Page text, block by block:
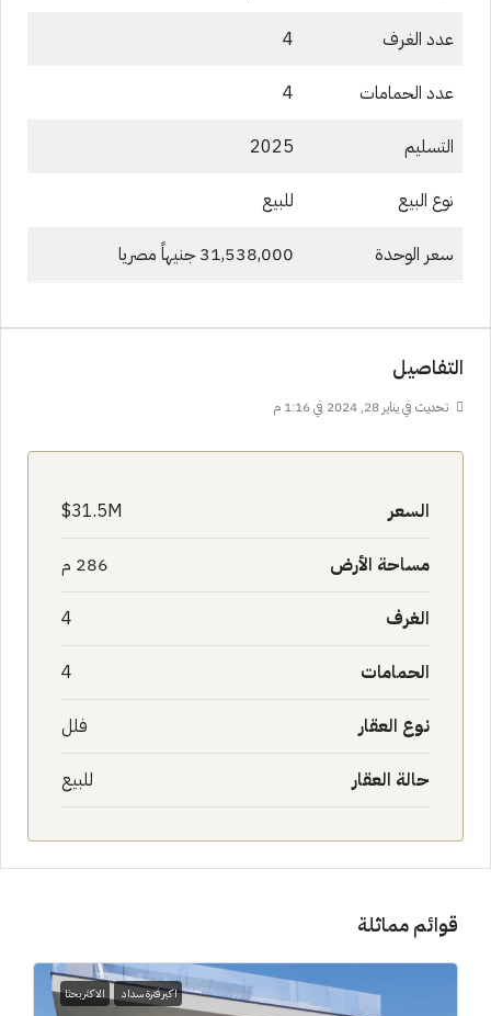
عدد الغرف 4
عدد الحمامات 4
التسليم 2025
نوع البيع للبيع
سعر الوحدة 31,538,000 جنيهاً مصريا
التفاصيل
تحديث في يناير 28, 2024 في 1:16 م
السعر 31.5M$
مساحة الأرض 286 م
الغرف 4
الحمامات 4
نوع العقار فلل
حالة العقار للبيع
قوائم مماثلة
اكبر فترة سداد الاكثر بحثا